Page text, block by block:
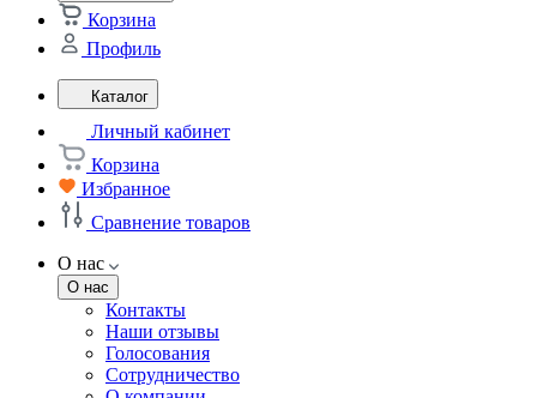
Корзина
Профиль
Каталог
Личный кабинет
Корзина
Избранное
Сравнение товаров
О нас
О нас
Контакты
Наши отзывы
Голосования
Сотрудничество